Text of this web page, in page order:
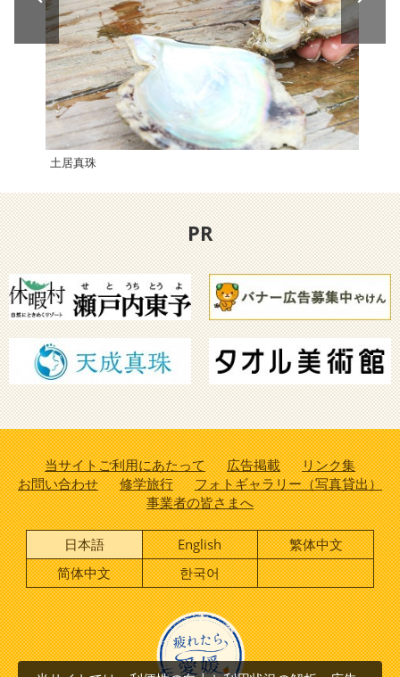
土居真珠
PR
当サイトご利用にあたって 広告掲載
リンク集
お問い合わせ
修学旅行
フォトギャラリー（写真貸出）
事業者の皆さまへ
日本語 English
繁体中文
简体中文
한국어